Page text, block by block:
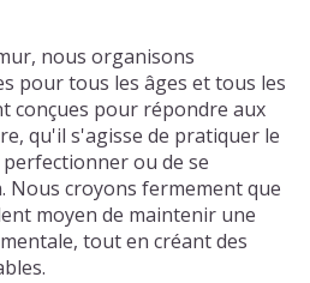
nous organisons
pour tous les âges et tous les
conçues pour répondre aux
qu'il s'agisse de pratiquer le
ou de se
Nous croyons fermement que
moyen de maintenir une
tout en créant des